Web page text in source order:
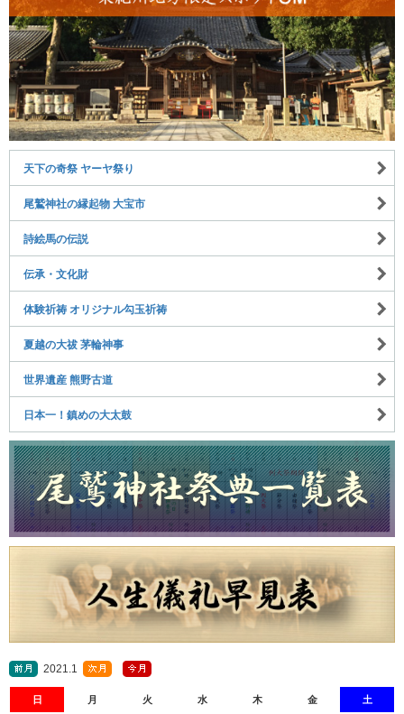
天下の奇祭 ヤーヤ祭り
尾鷲神社の縁起物 大宝市
詩絵馬の伝説
伝承・文化財
体験祈祷 オリジナル勾玉祈祷
夏越の大祓 茅輪神事
世界遺産 熊野古道
日本一！鎮めの大太鼓
2021.1
日 月 火 水 木 金 土